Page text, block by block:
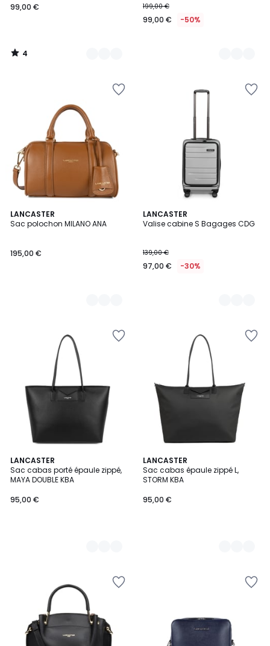
99,00 €
4
/
199,00 €
99,00 € -50%
LANCASTER
Sac polochon MILANO ANA
195,00 €
10
Couleurs
LANCASTER
Valise cabine S Bagages CDG
139,00 €
97,00 € -30%
8
Couleurs
LANCASTER
Sac cabas porté épaule zippé,
MAYA DOUBLE KBA
95,00 €
7
Couleurs
LANCASTER
Sac cabas épaule zippé L,
STORM KBA
95,00 €
2
Couleurs